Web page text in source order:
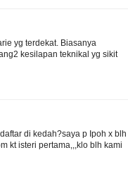
yg terdekat. Biasanya
kesilapan teknikal yg sikit
di kedah?saya p Ipoh x blh
kt isteri pertama,,,klo blh kami